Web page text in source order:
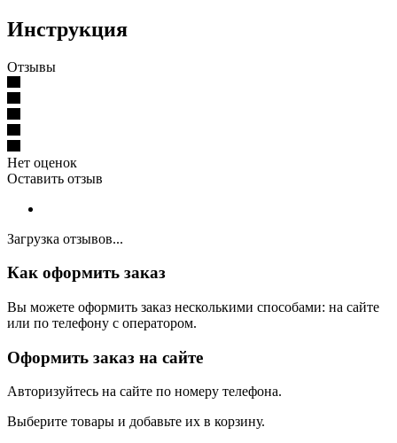
Инструкция
Отзывы
Нет оценок
Оставить отзыв
Загрузка отзывов...
Как оформить заказ
Вы можете оформить заказ несколькими способами: на сайте
или по телефону с оператором.
Оформить заказ на сайте
Авторизуйтесь на сайте по номеру телефона.
Выберите товары и добавьте их в корзину.